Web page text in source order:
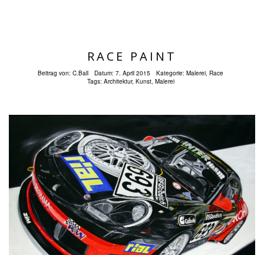
RACE PAINT
Beitrag von: C.Ball Datum: 7. April 2015 Kategorie: Malerei, Race
Tags: Architektur, Kunst, Malerei